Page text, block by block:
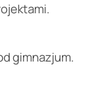
gimnazjum.